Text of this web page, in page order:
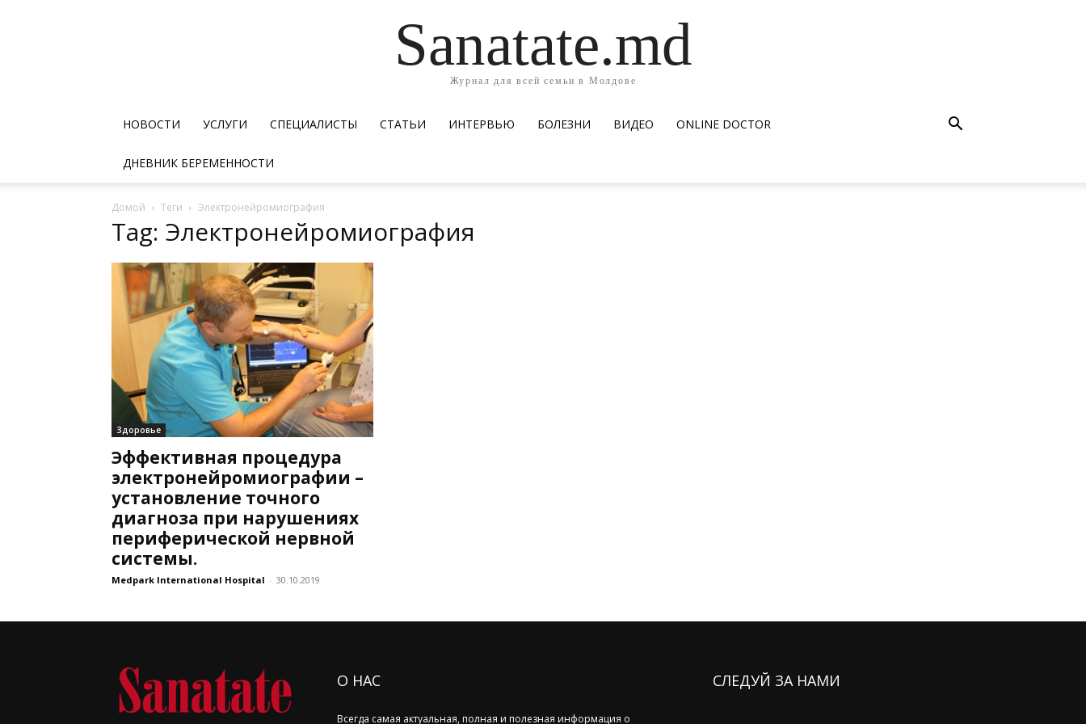
Sanatate.md
Журнал для всей семьи в Молдове
НОВОСТИ УСЛУГИ СПЕЦИАЛИСТЫ СТАТЬИ ИНТЕРВЬЮ БОЛЕЗНИ ВИДЕО ОNLINE DOCTOR
ДНЕВНИК БЕРЕМЕННОСТИ
Домой Теги Электронейромиография
Tag: Электронейромиография
Здоровье
Эффективная процедура
электронейромиографии –
установление точного
диагноза при нарушениях
периферической нервной
системы.
Medpark International Hospital - 30.10.2019
О НАС
Всегда самая актуальная, полная и полезная информация о
СЛЕДУЙ ЗА НАМИ